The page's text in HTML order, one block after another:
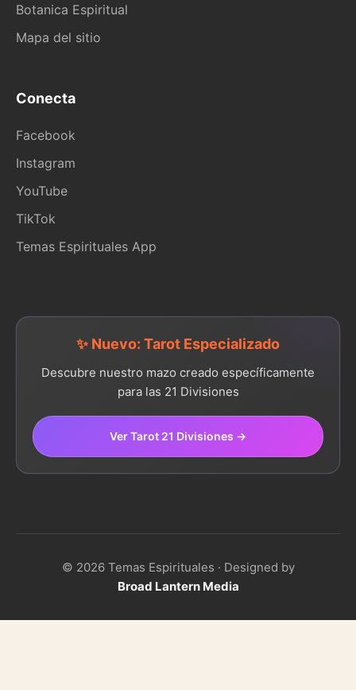
Botanica Espiritual
Mapa del sitio
Conecta
Facebook
Instagram
YouTube
TikTok
Temas Espirituales App
✨ Nuevo: Tarot Especializado
Descubre nuestro mazo creado específicamente
para las 21 Divisiones
Ver Tarot 21 Divisiones →
© 2026 Temas Espirituales · Designed by
Broad Lantern Media